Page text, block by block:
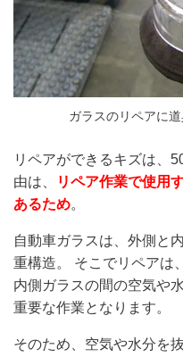
ガラスのリペアに
リペアができるキズは、
由は、
リペア作業で使用
あるため。
自動車ガラスは、外側と
重構造。 そこでリペアは
内側ガラスの間の空気や
重要な作業となります。
そのため、空気や水分を